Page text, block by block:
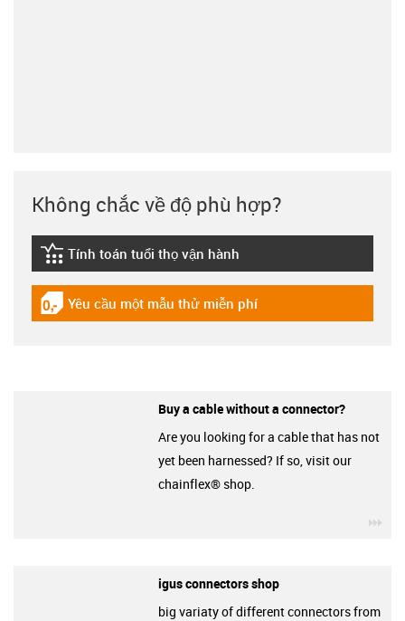
Không chắc về độ phù hợp?
igus-icon-lebensdauerrechner
Tính toán tuổi thọ vận hành
igus-icon-gratismuster
Yêu cầu một mẫu thử miễn phí
Buy a cable without a connector?
Are you looking for a cable that has not
yet been harnessed? If so, visit our
chainflex® shop.
igus connectors shop
big variaty of different connectors from